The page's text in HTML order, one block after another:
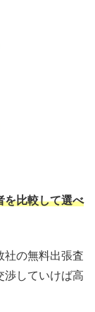
を比較して選べ
社の無料出張査
渉していけば高